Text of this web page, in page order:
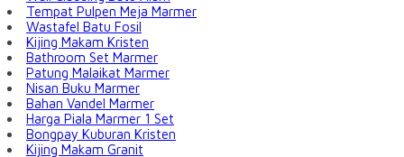
Tempat Pulpen Meja Marmer
Wastafel Batu Fosil
Kijing Makam Kristen
Bathroom Set Marmer
Patung Malaikat Marmer
Nisan Buku Marmer
Bahan Vandel Marmer
Harga Piala Marmer 1 Set
Bongpay Kuburan Kristen
Kijing Makam Granit